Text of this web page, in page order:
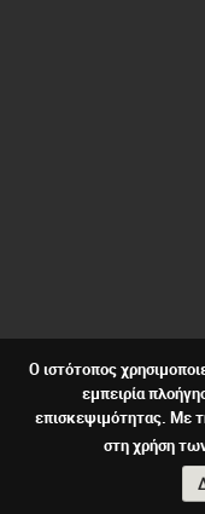
Ο ιστότοπος
εμπειρία
επισκεψιμότητας. Με
στη χρήση